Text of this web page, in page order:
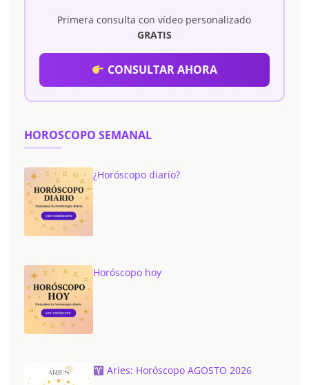
Primera consulta con vídeo personalizado
GRATIS
CONSULTAR AHORA
HOROSCOPO SEMANAL
¿Horóscopo diario?
Horóscopo hoy
Aries: Horóscopo AGOSTO 2026